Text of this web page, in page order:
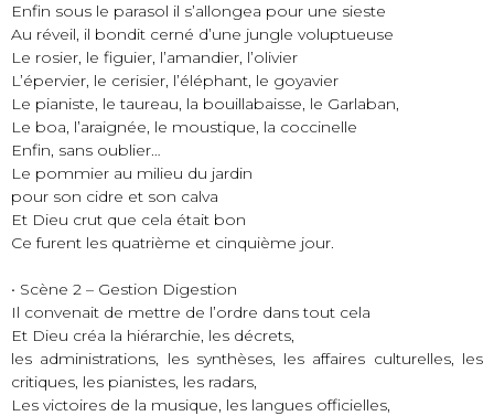
Enfin sous le parasol il s’allongea pour une sieste
Au réveil, il bondit cerné d’une jungle voluptueuse
Le rosier, le figuier, l’amandier, l’olivier
L’épervier, le cerisier, l’éléphant, le goyavier
Le pianiste, le taureau, la bouillabaisse, le Garlaban,
Le boa, l’araignée, le moustique, la coccinelle
Enfin, sans oublier…
Le pommier au milieu du jardin
pour son cidre et son calva
Et Dieu crut que cela était bon
Ce furent les quatrième et cinquième jour.
• Scène 2 – Gestion Digestion
Il convenait de mettre de l’ordre dans tout cela
Et Dieu créa la hiérarchie, les décrets,
les administrations, les synthèses, les affaires culturelles, les
critiques, les pianistes, les radars,
Les victoires de la musique, les langues officielles,